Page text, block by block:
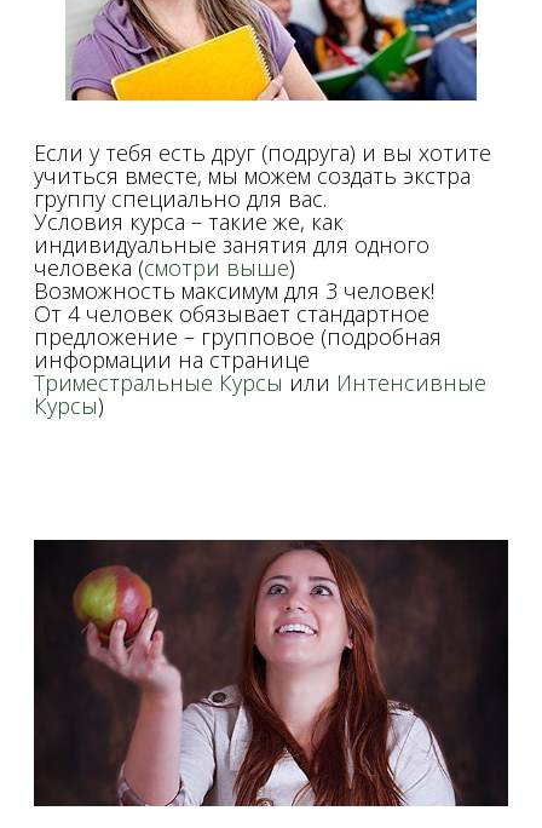
Если у тебя есть друг (подруга) и вы хотите
учиться вместе, мы можем создать экстра
группу специально для вас.
Условия курса – такие же, как
индивидуальные занятия для одного
человека (смотри выше)
Возможность максимум для 3 человек!
От 4 человек обязывает стандартное
предложение – групповое (подробная
информации на странице
Триместральныe Курсы или Интенсивные
Курсы)